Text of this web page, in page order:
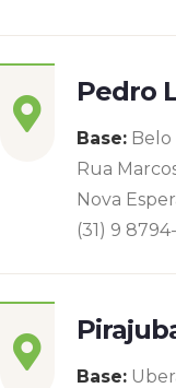
Pedro
Base: Belo
Rua
Nova
(31) 9
Base: